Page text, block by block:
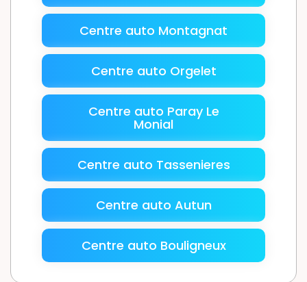
Centre auto Montagnat
Centre auto Orgelet
Centre auto Paray Le
Monial
Centre auto Tassenieres
Centre auto Autun
Centre auto Bouligneux